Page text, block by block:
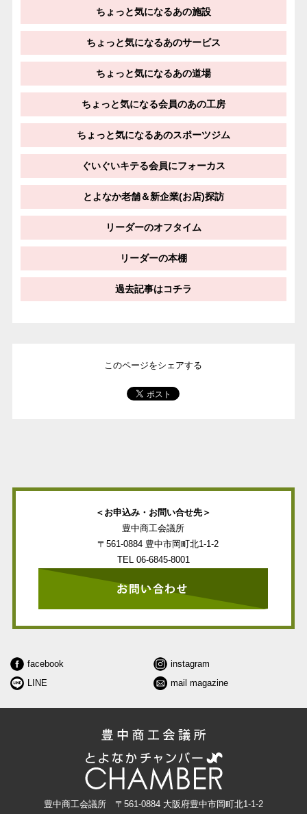
ちょっと気になるあの施設
ちょっと気になるあのサービス
ちょっと気になるあの道場
ちょっと気になる会員のあの工房
ちょっと気になるあのスポーツジム
ぐいぐいキテる会員にフォーカス
とよなか老舗＆新企業(お店)探訪
リーダーのオフタイム
リーダーの本棚
過去記事はコチラ
このページをシェアする
＜お申込み・お問い合せ先＞
豊中商工会議所
〒561-0884 豊中市岡町北1-1-2
TEL 06-6845-8001
facebook
instagram
LINE
mail magazine
豊中商工会議所 〒561-0884 大阪府豊中市岡町北1-1-2